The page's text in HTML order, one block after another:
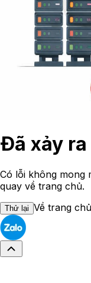
Đã xảy ra
Có lỗi không mong
quay về trang chủ.
Thử lại Về trang chủ